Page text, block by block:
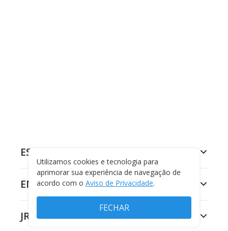
ESPORTES
ENTRETENIMENTO
JR 24H
Utilizamos cookies e tecnologia para
aprimorar sua experiência de navegação de
acordo com o Aviso de Privacidade.
FECHAR